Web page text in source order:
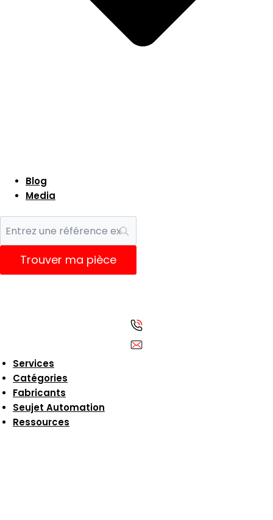
Blog
Media
Trouver ma pièce
Services
Catégories
Fabricants
Seujet Automation
Ressources